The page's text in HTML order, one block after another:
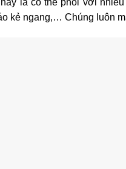
là có thể phối với
kẻ ngang,… Chúng luôn